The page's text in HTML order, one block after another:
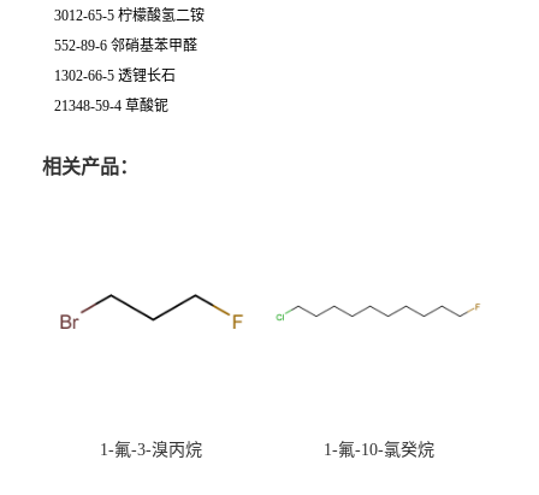
3012-65-5 柠檬酸氢二铵
552-89-6 邻硝基苯甲醛
1302-66-5 透锂长石
21348-59-4 草酸铌
相关产品：
1-氟-3-溴丙烷 1-氟-10-氯癸烷